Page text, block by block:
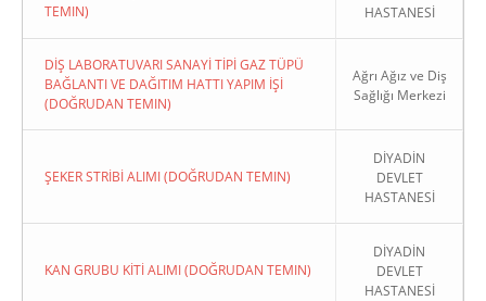
TEMIN)
HASTANESİ
DİŞ LABORATUVARI SANAYİ TİPİ GAZ TÜPÜ
BAĞLANTI VE DAĞITIM HATTI YAPIM İŞİ
(DOĞRUDAN TEMIN)
Ağrı Ağız ve Diş
Sağlığı Merkezi
ŞEKER STRİBİ ALIMI (DOĞRUDAN TEMIN)
DİYADİN
DEVLET
HASTANESİ
KAN GRUBU KİTİ ALIMI (DOĞRUDAN TEMIN)
DİYADİN
DEVLET
HASTANESİ